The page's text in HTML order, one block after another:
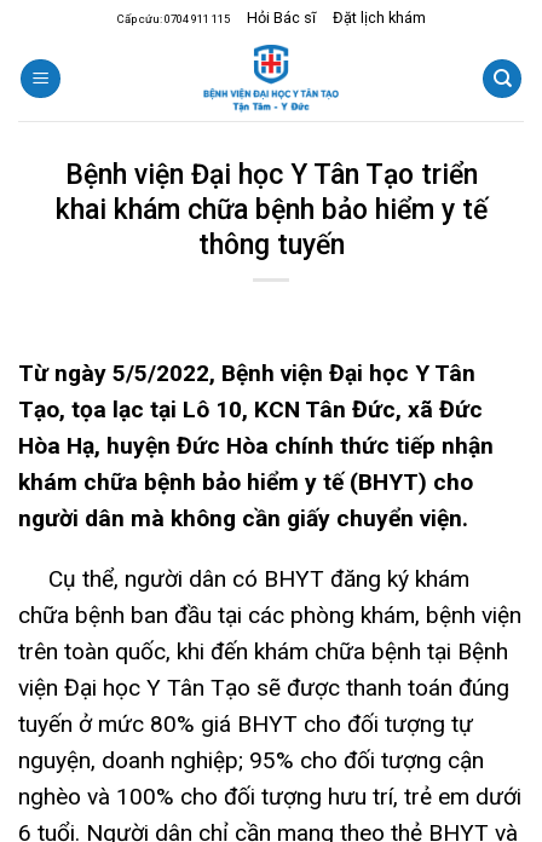
content
Cấp cứu: 0704 911 115 Hỏi Bác sĩ Đặt lịch khám
Bệnh viện Đại học Y Tân Tạo triển
khai khám chữa bệnh bảo hiểm y tế
thông tuyến
Từ ngày 5/5/2022, Bệnh viện Đại học Y Tân
Tạo, tọa lạc tại Lô 10, KCN Tân Đức, xã Đức
Hòa Hạ, huyện Đức Hòa chính thức tiếp nhận
khám chữa bệnh bảo hiểm y tế (BHYT) cho
người dân mà không cần giấy chuyển viện.
Cụ thể, người dân có BHYT đăng ký khám
chữa bệnh ban đầu tại các phòng khám, bệnh viện
trên toàn quốc, khi đến khám chữa bệnh tại Bệnh
viện Đại học Y Tân Tạo sẽ được thanh toán đúng
tuyến ở mức 80% giá BHYT cho đối tượng tự
nguyện, doanh nghiệp; 95% cho đối tượng cận
nghèo và 100% cho đối tượng hưu trí, trẻ em dưới
6 tuổi. Người dân chỉ cần mang theo thẻ BHYT và